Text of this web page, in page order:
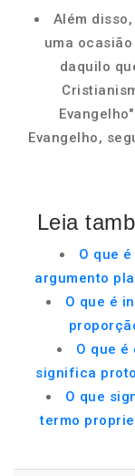
Além
uma
daquilo
Evangelho,
Leia
O que é
argumento
O que é
O que é
significa
O que
termo